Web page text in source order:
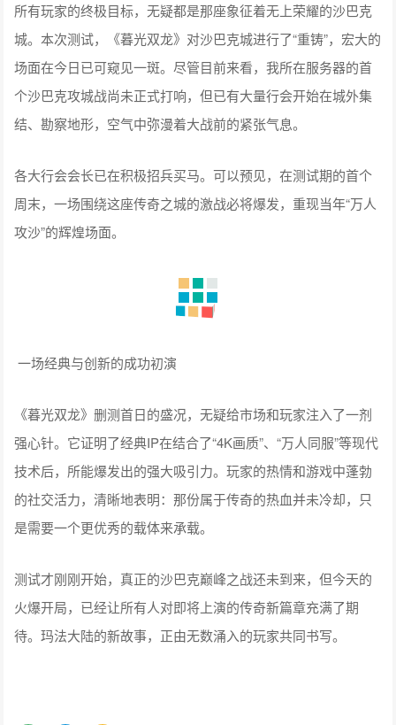
所有玩家的终极目标，无疑都是那座象征着无上荣耀的沙巴克
城。本次测试，《暮光双龙》对沙巴克城进行了“重铸”，宏大的
场面在今日已可窥见一斑。尽管目前来看，我所在服务器的首
个沙巴克攻城战尚未正式打响，但已有大量行会开始在城外集
结、勘察地形，空气中弥漫着大战前的紧张气息。
各大行会会长已在积极招兵买马。可以预见，在测试期的首个
周末，一场围绕这座传奇之城的激战必将爆发，重现当年“万人
攻沙”的辉煌场面。
一场经典与创新的成功初演
《暮光双龙》删测首日的盛况，无疑给市场和玩家注入了一剂
强心针。它证明了经典IP在结合了“4K画质”、“万人同服”等现代
技术后，所能爆发出的强大吸引力。玩家的热情和游戏中蓬勃
的社交活力，清晰地表明：那份属于传奇的热血并未冷却，只
是需要一个更优秀的载体来承载。
测试才刚刚开始，真正的沙巴克巅峰之战还未到来，但今天的
火爆开局，已经让所有人对即将上演的传奇新篇章充满了期
待。玛法大陆的新故事，正由无数涌入的玩家共同书写。